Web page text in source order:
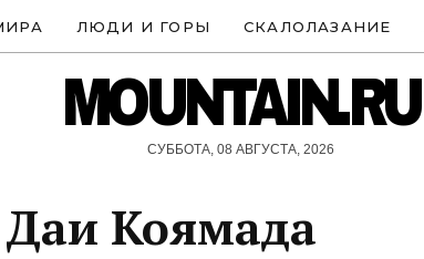
ЛЮДИ И ГОРЫ СКАЛОЛАЗАНИЕ
MOUNTAIN.RU
СУББОТА, 08 АВГУСТА, 2026
Даи Коямада